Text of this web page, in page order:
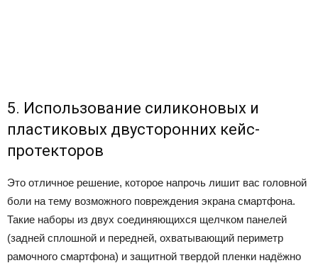
5. Использование силиконовых и
пластиковых двусторонних кейс-
протекторов
Это отличное решение, которое напрочь лишит вас головной
боли на тему возможного повреждения экрана смартфона.
Такие наборы из двух соединяющихся щелчком панелей
(задней сплошной и передней, охватывающий периметр
рамочного смартфона) и защитной твердой пленки надёжно